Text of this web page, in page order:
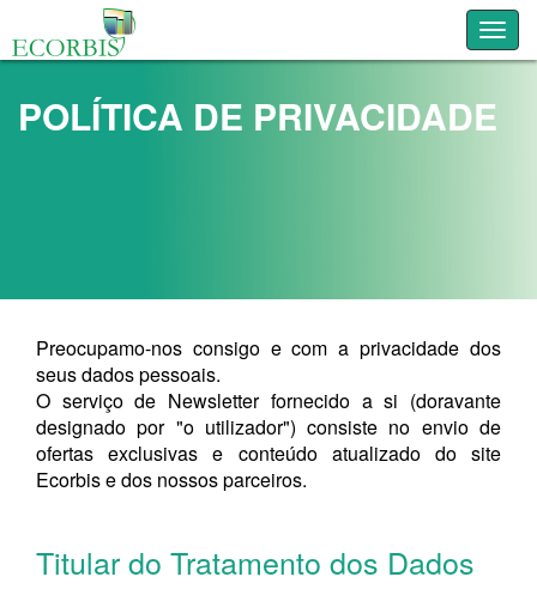
POLÍTICA DE PRIVACIDADE
Preocupamo-nos consigo e com a privacidade dos
seus dados pessoais.
O serviço de Newsletter fornecido a si (doravante
designado por "o utilizador") consiste no envio de
ofertas exclusivas e conteúdo atualizado do site
Ecorbis e dos nossos parceiros.
Titular do Tratamento dos Dados